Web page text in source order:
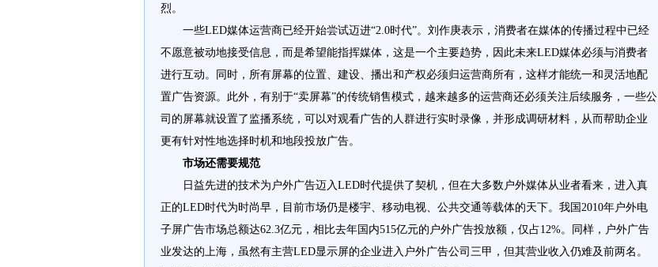
烈。
一些LED媒体运营商已经开始尝试迈进“2.0时代”。刘作庚表示，消费者在媒体的传播过程中已经
不愿意被动地接受信息，而是希望能指挥媒体，这是一个主要趋势，因此未来LED媒体必须与消费者
进行互动。同时，所有屏幕的位置、建设、播出和产权必须归运营商所有，这样才能统一和灵活地配
置广告资源。此外，有别于“卖屏幕”的传统销售模式，越来越多的运营商还必须关注后续服务，一些公
司的屏幕就设置了监播系统，可以对观看广告的人群进行实时录像，并形成调研材料，从而帮助企业
更有针对性地选择时机和地段投放广告。
市场还需要规范
日益先进的技术为户外广告迈入LED时代提供了契机，但在大多数户外媒体从业者看来，进入真
正的LED时代为时尚早，目前市场仍是楼宇、移动电视、公共交通等载体的天下。我国2010年户外电
子屏广告市场总额达62.3亿元，相比去年国内515亿元的户外广告投放额，仅占12%。同样，户外广告
业发达的上海，虽然有主营LED显示屏的企业进入户外广告公司三甲，但其营业收入仍难及前两名。